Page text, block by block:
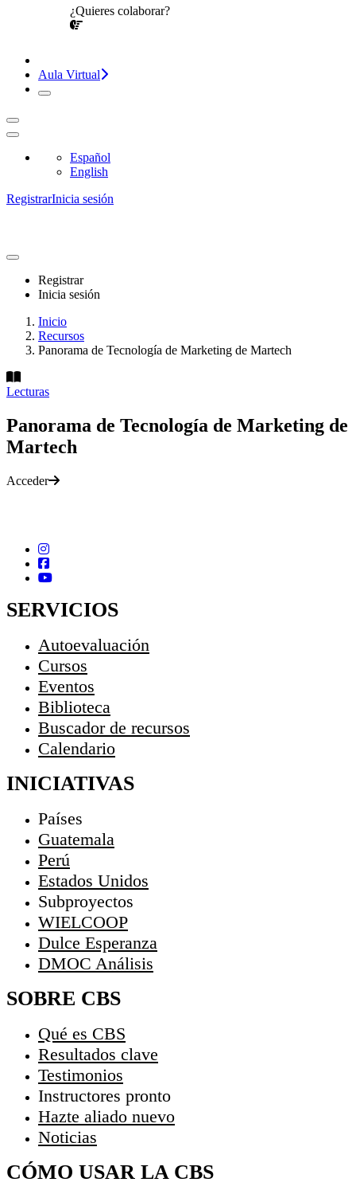
¿Quieres colaborar?
Aula Virtual
Español
English
RegistrarInicia sesión
Registrar
Inicia sesión
Inicio
Recursos
Panorama de Tecnología de Marketing de Martech
Lecturas
Panorama de Tecnología de Marketing de
Martech
Acceder
SERVICIOS
Autoevaluación
Cursos
Eventos
Biblioteca
Buscador de recursos
Calendario
INICIATIVAS
Países
Guatemala
Perú
Estados Unidos
Subproyectos
WIELCOOP
Dulce Esperanza
DMOC Análisis
SOBRE CBS
Qué es CBS
Resultados clave
Testimonios
Instructores pronto
Hazte aliado nuevo
Noticias
CÓMO USAR LA CBS